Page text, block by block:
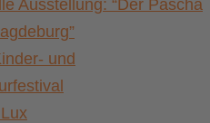
Ausstellung: “Der Pascha
und